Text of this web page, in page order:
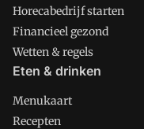
Horecabedrijf starten
Financieel gezond
Wetten & regels
Eten & drinken
Menukaart
Recepten